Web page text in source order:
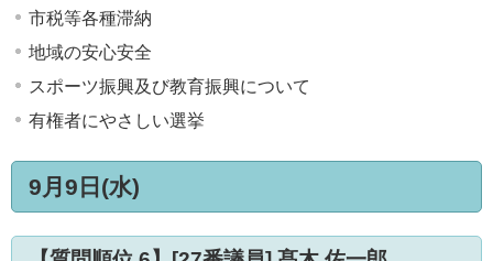
市税等各種滞納
地域の安心安全
スポーツ振興及び教育振興について
有権者にやさしい選挙
9月9日(水)